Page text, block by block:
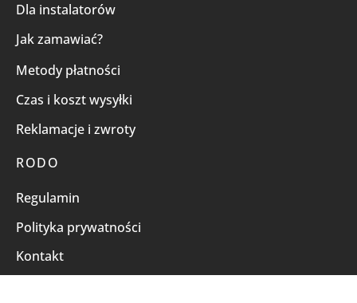
Dla instalatorów
Jak zamawiać?
Metody płatności
Czas i koszt wysyłki
Reklamacje i zwroty
RODO
Regulamin
Polityka prywatności
Kontakt